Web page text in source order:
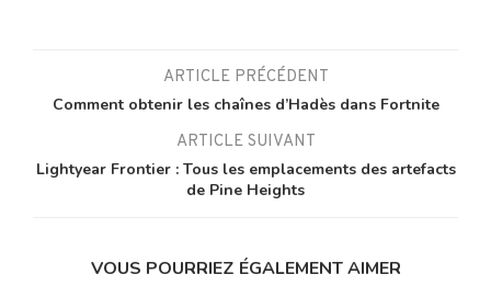
ARTICLE PRÉCÉDENT
Comment obtenir les chaînes d’Hadès dans Fortnite
ARTICLE SUIVANT
Lightyear Frontier : Tous les emplacements des artefacts
de Pine Heights
VOUS POURRIEZ ÉGALEMENT AIMER